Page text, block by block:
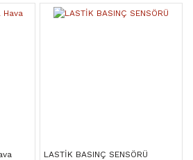
LASTİK BASINÇ SENSÖRÜ